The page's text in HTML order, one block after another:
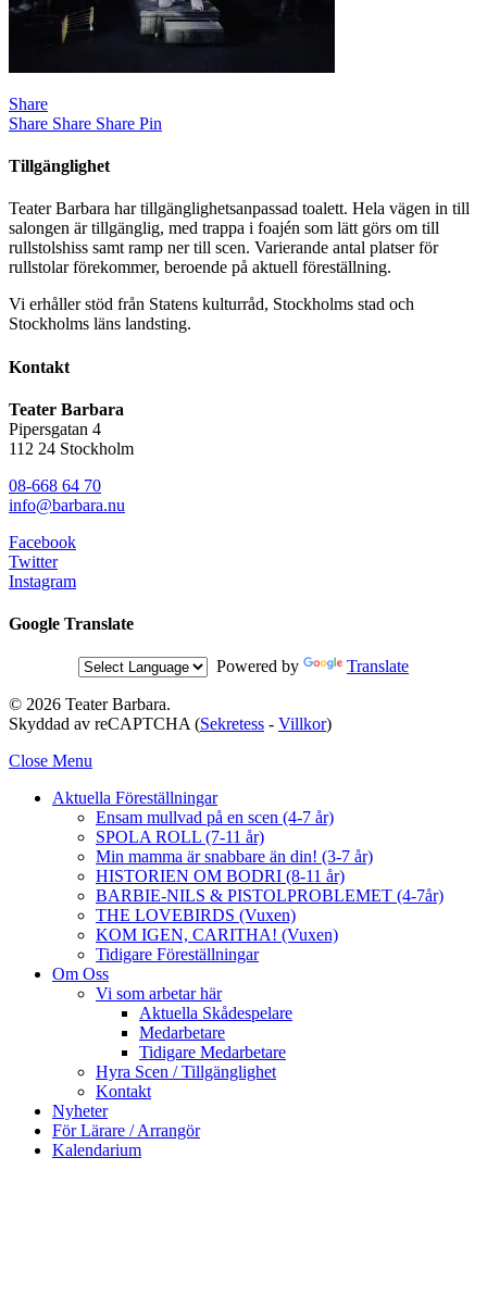
Share
Share Share Share Pin
Tillgänglighet
Teater Barbara har tillgänglighetsanpassad toalett. Hela vägen in till
salongen är tillgänglig, med trappa i foajén som lätt görs om till
rullstolshiss samt ramp ner till scen. Varierande antal platser för
rullstolar förekommer, beroende på aktuell föreställning.
Vi erhåller stöd från Statens kulturråd, Stockholms stad och
Stockholms läns landsting.
Kontakt
Teater Barbara
Pipersgatan 4
112 24 Stockholm
08-668 64 70
info@barbara.nu
Facebook
Twitter
Instagram
Google Translate
Powered by Translate
© 2026 Teater Barbara.
Skyddad av reCAPTCHA (Sekretess - Villkor)
Close Menu
Aktuella Föreställningar
Ensam mullvad på en scen (4-7 år)
SPOLA ROLL (7-11 år)
Min mamma är snabbare än din! (3-7 år)
HISTORIEN OM BODRI (8-11 år)
BARBIE-NILS & PISTOLPROBLEMET (4-7år)
THE LOVEBIRDS (Vuxen)
KOM IGEN, CARITHA! (Vuxen)
Tidigare Föreställningar
Om Oss
Vi som arbetar här
Aktuella Skådespelare
Medarbetare
Tidigare Medarbetare
Hyra Scen / Tillgänglighet
Kontakt
Nyheter
För Lärare / Arrangör
Kalendarium